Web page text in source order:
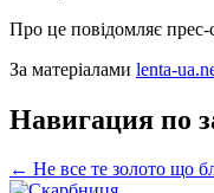
Про це повідомляє прес-
За матеріалами lenta-
Навигация по
← Не все те золото що